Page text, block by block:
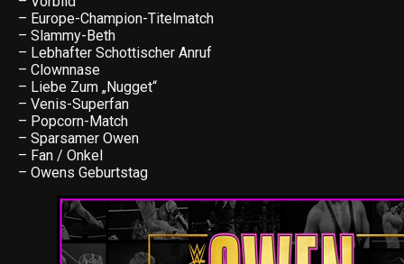
– Europe-Champion-Titelmatch
– Slammy-Beth
– Lebhafter Schottischer Anruf
– Clownnase
– Liebe Zum „Nugget“
– Venis-Superfan
– Popcorn-Match
– Sparsamer Owen
– Fan / Onkel
– Owens Geburtstag